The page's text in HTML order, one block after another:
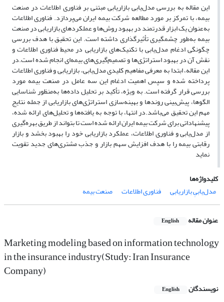
این مقاله به بررسی مدل‌یابی بازاریابی مبتنی بر فناوری اطلاعات در صنعت
بیمه، با تمرکز بر مورد مطالعه شرکت بیمه ایران می‌پردازد. فناوری اطلاعات
به‌عنوان یک ابزار قدرتمند در بهبود روش‌ها و عملکردهای بازاریابی در صنعت
بیمه به‌طور چشمگیری تأثیرگذاری داشته است. این تحقیق با هدف بررسی
چگونگی ادغام مدل‌یابی با تکنیک‌های بازاریابی در محیط فناوری اطلاعات و
نقش آن در بهبود استراتژی‌ها و تصمیم‌گیری‌های بیمه‌ای انجام شده است.در
این مقاله، ابتدا به معرفی مفاهیم کلیدی مدل‌یابی، بازاریابی و فناوری اطلاعات
پرداخته شده و سپس اهمیت ادغام این سه عامل در صنعت بیمه مورد
بررسی قرار گرفته است. به ویژه، تأکید بر تحلیل داده‌ها به‌منظور شناسایی
الگوها، پیش‌بینی روندها و بهینه‌سازی استراتژی‌های بازاریابی از جمله نتایج
مهم این تحقیق می‌باشد.در انتها، با توجه به یافته‌ها و تحلیل‌های ارائه شده،
پیشنهاداتی برای شرکت بیمه ایران ارائه شده است تا بتواند از طریق بهره‌گیری
از مدل‌یابی و فناوری اطلاعات، عملکرد بازاریابی خود را بهبود بخشد و بازار
رقابتی بیمه را با هدف افزایش سهم بازار و جذب مشتری‌های جدید تقویت
نماید
کلیدواژه‌ها
مدل‌یابیِ بازاریابی
فناوری اطلاعات صنعت بیمه
عنوان مقاله English
Marketing modeling based on information technology
in the insurance industry(Study: Iran Insurance
Company)
نویسندگان English